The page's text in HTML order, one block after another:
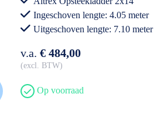
Ingeschoven lengte: 4.05 meter
Uitgeschoven lengte: 7.10 meter
v.a. € 484,00
excl. BTW
Op voorraad